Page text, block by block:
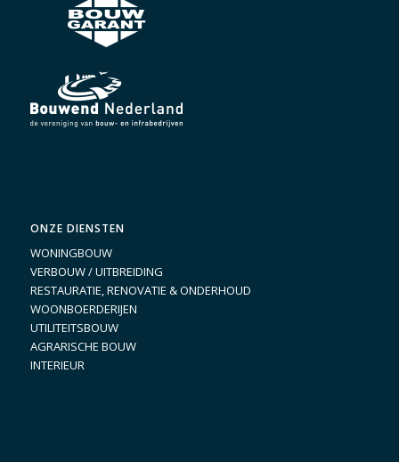
ONZE DIENSTEN
WONINGBOUW
VERBOUW / UITBREIDING
RESTAURATIE, RENOVATIE & ONDERHOUD
WOONBOERDERIJEN
UTILITEITSBOUW
AGRARISCHE BOUW
INTERIEUR